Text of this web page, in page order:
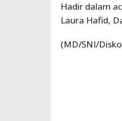
Hadir dalam
Laura Hafid,
(MD/SNI/